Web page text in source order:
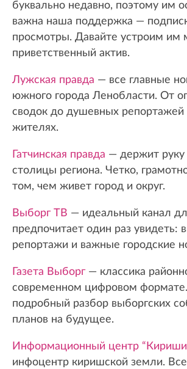
буквально недавно, поэтому им
важна наша поддержка —
просмотры. Давайте устроим
приветственный актив.
Лужская правда — все главные
южного города Ленобласти. От
сводок до душевных
жителях.
Гатчинская правда — держит руку
столицы региона. Четко,
том, чем живет город и округ.
Выборг ТВ — идеальный канал
предпочитает один раз увидеть:
репортажи и важные городские
Газета Выборг— классика
современном цифровом
подробный разбор выборгских
планов на будущее.
Информационный центр
инфоцентр киришской земли.